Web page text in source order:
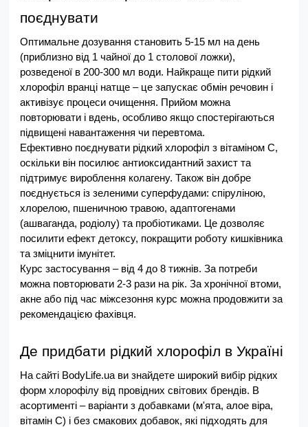
поєднувати
Оптимальне дозування становить 5-15 мл на день
(приблизно від 1 чайної до 1 столової ложки),
розведеної в 200-300 мл води. Найкраще пити рідкий
хлорофіл вранці натще – це запускає обмін речовин і
активізує процеси очищення. Прийом можна
повторювати і вдень, особливо якщо спостерігаються
підвищені навантаження чи перевтома.
Ефективно поєднувати рідкий хлорофіл з вітаміном C,
оскільки він посилює антиоксидантний захист та
підтримує вироблення колагену. Також він добре
поєднується із зеленими суперфудами: спіруліною,
хлорелою, пшеничною травою, адаптогенами
(ашваганда, родіолу) та пробіотиками. Це дозволяє
посилити ефект детоксу, покращити роботу кишківника
та зміцнити імунітет.
Курс застосування – від 4 до 8 тижнів. За потреби
можна повторювати 2-3 рази на рік. За хронічної втоми,
акне або під час міжсезоння курс можна продовжити за
рекомендацією фахівця.
Де придбати рідкий хлорофіл в Україні
На сайті BodyLife.ua ви знайдете широкий вибір рідких
форм хлорофілу від провідних світових брендів. В
асортименті – варіанти з добавками (м'ята, алое віра,
вітамін C) і без смакових добавок, які підходять для